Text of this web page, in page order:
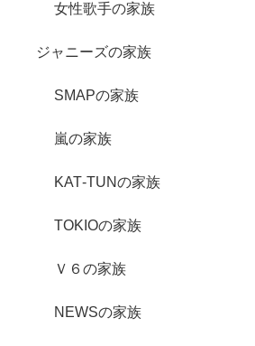
女性歌手の家族
ジャニーズの家族
SMAPの家族
嵐の家族
KAT‐TUNの家族
TOKIOの家族
Ｖ６の家族
NEWSの家族